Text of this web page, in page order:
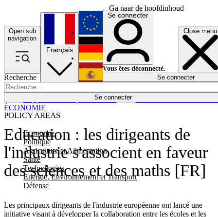
Ga naar de hoofdinhoud
Open sub
navigation
Close menu
Recherche
Se connecter
POLICY AREAS
Economie
Politique
Agriculture et Alimentation
Santé
Technologies
Energie, Environnement et Transport
Défense
Économie
Français
English
Deutsch
Español
Se connecter
Vous êtes déconnecté.
Se connecter
Education : les dirigeants de
l'industrie s'associent en faveur
des sciences et des maths [FR]
Les principaux dirigeants de l'industrie européenne ont lancé une
initiative visant à développer la collaboration entre les écoles et les
ÉCONOMIE